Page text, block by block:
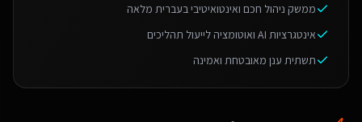
ממשק ניהול חכם ואינטואיטיבי בעברית מלאה
אינטגרציות AI ואוטומציה לייעול תהליכים
תשתית ענן מאובטחת ואמינה